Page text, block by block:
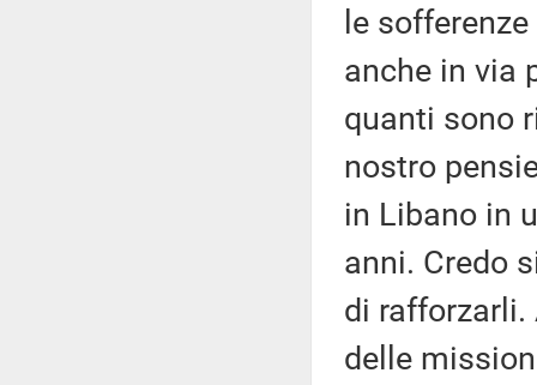
le
anche in via
quanti sono
nostro
in Libano in
anni. Credo
di rafforzarli.
delle